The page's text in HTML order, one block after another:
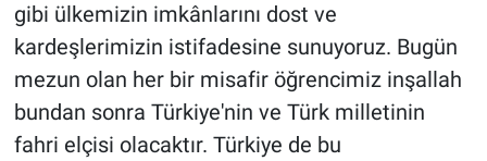
gibi ülkemizin imkânlarını dost ve
kardeşlerimizin istifadesine sunuyoruz. Bugün
mezun olan her bir misafir öğrencimiz inşallah
bundan sonra Türkiye'nin ve Türk milletinin
fahri elçisi olacaktır. Türkiye de bu